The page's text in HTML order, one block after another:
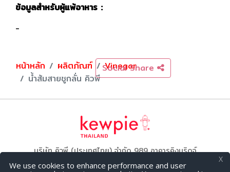
We use cookies to enhance performance and user
X
ข้อมูลสำหรับผู้แพ้อาหาร :
-
Social Share
หน้าหลัก ผลิตภัณฑ์
Vinegar
น้ำส้มสายชูกลั่น คิวพี
บริษัท คิวพี (ประเทศไทย) จำกัด 989 อาคารคิงบริดจ์
ทาวเวอร์ ชั้น 26 ถนนพระราม 3, บางโพงพาง, ยานนาวา,